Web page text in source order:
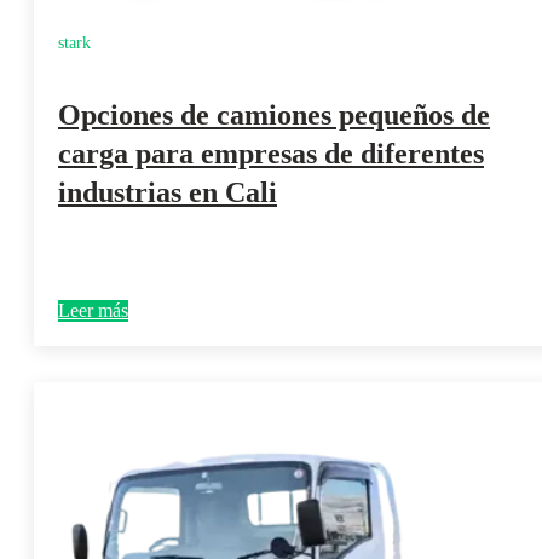
stark
Opciones de camiones pequeños de
carga para empresas de diferentes
industrias en Cali
Leer más